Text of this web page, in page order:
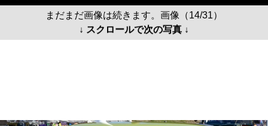
まだまだ画像は続きます。画像（14/31）
↓ スクロールで次の写真 ↓